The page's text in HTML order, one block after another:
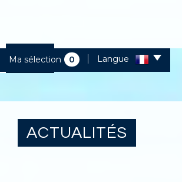
Ma sélection 0 Langue
ACTUALITÉS